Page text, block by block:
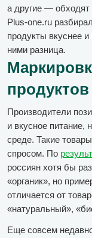
а другие — обходят
Plus-one.ru
продукты вкуснее
ними разница.
продуктов
Производители
и вкусное
среде. Такие
спросом. По
россиян хотя бы
«oрганик», но
отличается от
«натуральный»,
Еще совсем